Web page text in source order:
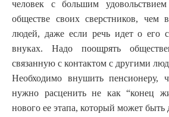
человек с большим
обществе своих сверстников, чем
людей, даже если речь идет о его
внуках. Надо поощрять
связанную с контактом с другими
Необходимо внушить пенсионеру,
нужно расценить не как “конец
нового ее этапа, который может